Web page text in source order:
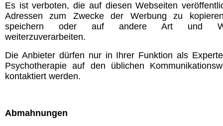
Es ist verboten, die auf diesen Webseiten
Adressen zum Zwecke der Werbung zu
speichern oder auf andere Art und
weiterzuverarbeiten.
Die Anbieter dürfen nur in Ihrer Funktion als
Psychotherapie auf den üblichen
kontaktiert werden.
Abmahnungen